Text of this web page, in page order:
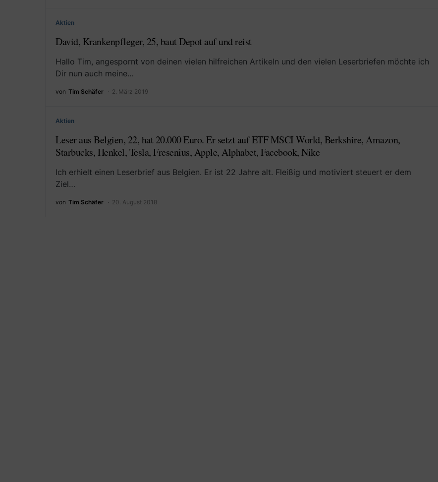
Aktien
David, Krankenpfleger, 25, baut Depot auf und reist
Hallo Tim, angespornt von deinen vielen hilfreichen Artikeln und den vielen Leserbriefen möchte ich
Dir nun auch meine…
von Tim Schäfer 2. März 2019
Aktien
Leser aus Belgien, 22, hat 20.000 Euro. Er setzt auf ETF MSCI World, Berkshire, Amazon,
Starbucks, Henkel, Tesla, Fresenius, Apple, Alphabet, Facebook, Nike
Ich erhielt einen Leserbrief aus Belgien. Er ist 22 Jahre alt. Fleißig und motiviert steuert er dem
Ziel…
von Tim Schäfer 20. August 2018